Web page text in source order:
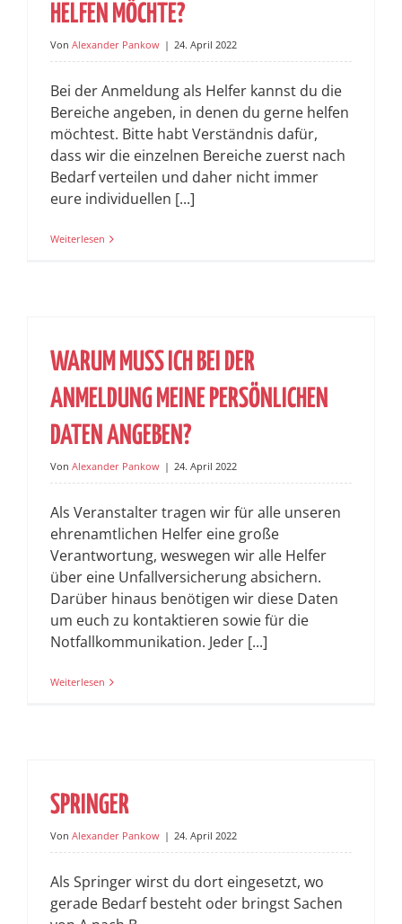
HELFEN MÖCHTE?
Von Alexander Pankow | 24. April 2022
Bei der Anmeldung als Helfer kannst du die
Bereiche angeben, in denen du gerne helfen
möchtest. Bitte habt Verständnis dafür,
dass wir die einzelnen Bereiche zuerst nach
Bedarf verteilen und daher nicht immer
eure individuellen [...]
Weiterlesen
WARUM MUSS ICH BEI DER
ANMELDUNG MEINE PERSÖNLICHEN
DATEN ANGEBEN?
Von Alexander Pankow | 24. April 2022
Als Veranstalter tragen wir für alle unseren
ehrenamtlichen Helfer eine große
Verantwortung, weswegen wir alle Helfer
über eine Unfallversicherung absichern.
Darüber hinaus benötigen wir diese Daten
um euch zu kontaktieren sowie für die
Notfallkommunikation. Jeder [...]
Weiterlesen
SPRINGER
Von Alexander Pankow | 24. April 2022
Als Springer wirst du dort eingesetzt, wo
gerade Bedarf besteht oder bringst Sachen